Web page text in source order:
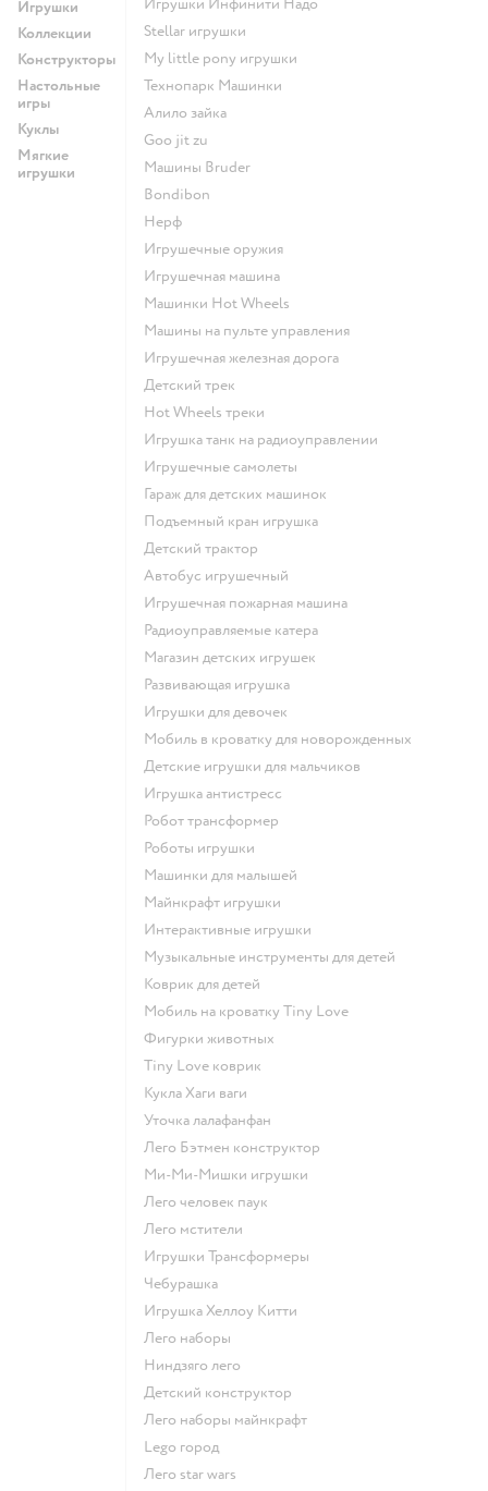
Игрушки
Коллекции
Конструкторы
Настольные
игры
Куклы
Мягкие
игрушки
Игрушки Инфинити Надо
Stellar игрушки
my little pony игрушки
Технопарк Машинки
Алило зайка
Goo jit zu
Машины Bruder
Bondibon
Нерф
Игрушечные оружия
Игрушечная машина
Машинки Hot Wheels
Машины на пульте управления
Игрушечная железная дорога
Детский трек
Hot Wheels треки
Игрушка танк на радиоуправлении
Игрушечные самолеты
Гараж для детских машинок
Подъемный кран игрушка
Детский трактор
Автобус игрушечный
Игрушечная пожарная машина
Радиоуправляемые катера
Магазин детских игрушек
Развивающая игрушка
Игрушки для девочек
Мобиль в кроватку для новорожденных
Детские игрушки для мальчиков
Игрушка антистресс
Робот трансформер
Роботы игрушки
Машинки для малышей
Майнкрафт игрушки
Интерактивные игрушки
Музыкальные инструменты для детей
Коврик для детей
Мобиль на кроватку Tiny Love
Фигурки животных
Tiny Love коврик
Кукла Хаги ваги
Уточка лалафанфан
Лего Бэтмен конструктор
Ми-Ми-Мишки игрушки
Лего человек паук
Лего мстители
Игрушки Трансформеры
Чебурашка
Игрушка Хеллоу Китти
Лего наборы
Ниндзяго лего
Детский конструктор
Лего наборы майнкрафт
Lego город
Лего star wars